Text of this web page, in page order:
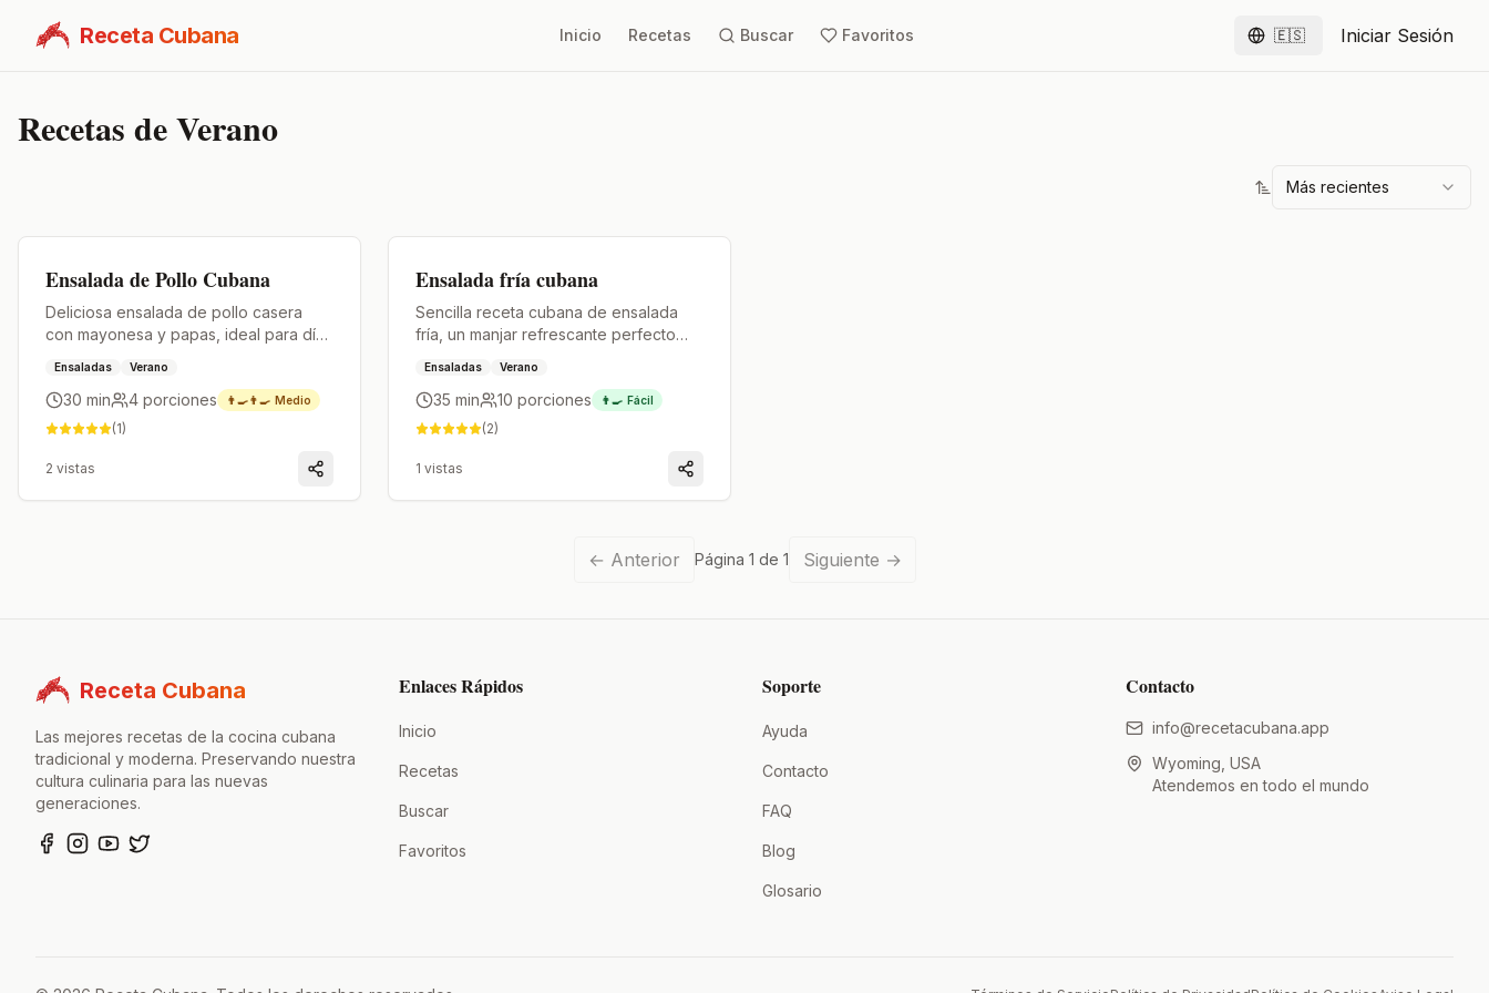
Receta Cubana Inicio Recetas Buscar Favoritos 🇪🇸
Español Iniciar Sesión
Recetas deVerano
Más recientes
Ensalada de Pollo Cubana
Deliciosa ensalada de pollo casera
con mayonesa y papas, ideal para días
Ensaladas Verano
30 min 4 porciones 👨‍🍳👨‍🍳 Medio
(1)
2 vistas
Ensalada fría cubana
Sencilla receta cubana de ensalada
fría, un manjar refrescante perfecto
Ensaladas Verano
35 min 10 porciones 👨‍🍳 Fácil
(2)
1 vistas
← Anterior Página 1 de 1 Siguiente →
Receta Cubana
Las mejores recetas de la cocina cubana
tradicional y moderna. Preservando nuestra
cultura culinaria para las nuevas
generaciones.
Enlaces Rápidos
Inicio
Recetas
Buscar
Favoritos
Soporte
Ayuda
Contacto
FAQ
Blog
Glosario
Contacto
info@recetacubana.app
Wyoming, USA
Atendemos en todo el mundo